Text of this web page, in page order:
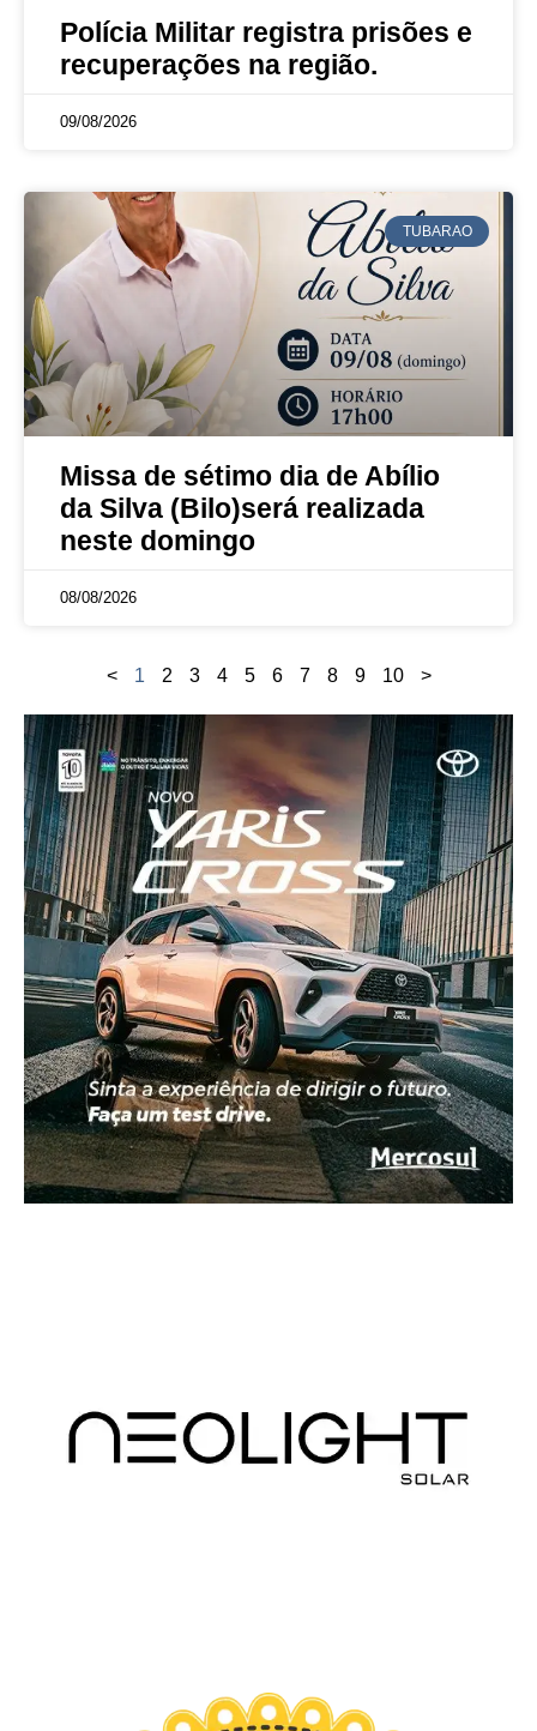
Polícia Militar registra prisões e
recuperações na região.
09/08/2026
TUBARAO
Missa de sétimo dia de Abílio
da Silva (Bilo)será realizada
neste domingo
08/08/2026
< 1 2 3 4 5 6 7 8 9 10 >